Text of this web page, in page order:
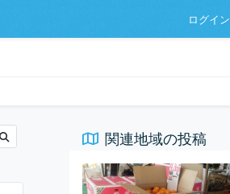
ログイン
関連地域の投稿